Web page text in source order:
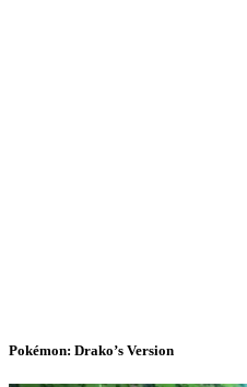
Pokémon: Drako’s Version